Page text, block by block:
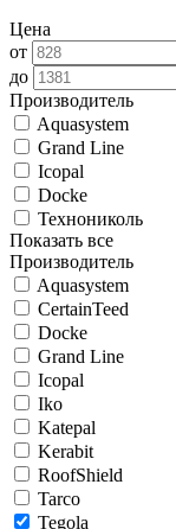
Цена
от
до
Производитель
Aquasystem
Grand Line
Icopal
Docke
Технониколь
Показать все
Производитель
Aquasystem
CertainTeed
Docke
Grand Line
Icopal
Iko
Katepal
Kerabit
RoofShield
Tarco
Tegola